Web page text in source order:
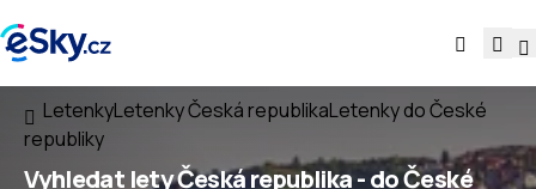
LetenkyLetenky Česká republikaLetenky do České
republiky
Vyhledat letyČeská republika - do České